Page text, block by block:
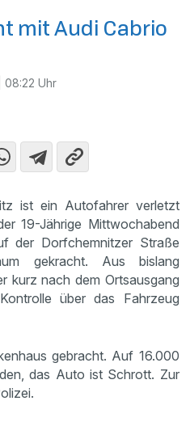
mit Audi Cabrio
08:22 Uhr
ist ein Autofahrer verletzt
19-Jährige Mittwochabend
der Dorfchemnitzer Straße
gekracht. Aus bislang
kurz nach dem Ortsausgang
über das Fahrzeug
gebracht. Auf 16.000
das Auto ist Schrott. Zur